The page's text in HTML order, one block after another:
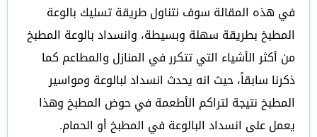
في هذه المقالة سوف نتناول طريقة تسليك بالوعة
المطبخ بطريقة سهلة وبسيطة، وانسداد بالوعة المطبخ
من أكثر الأشياء التي تتكرر في المنازل والمطاعم كما
ذكرنا سابقاً، حيث انه يحدث انسداد لبالوعة ومواسير
المطبخ نتيجة لتراكم الأطعمة في حوض المطبخ وهذا
يعمل على انسداد البالوعة في المطبخ أو الحمام.